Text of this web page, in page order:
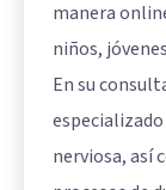
manera
niños,
En su
nerviosa, así